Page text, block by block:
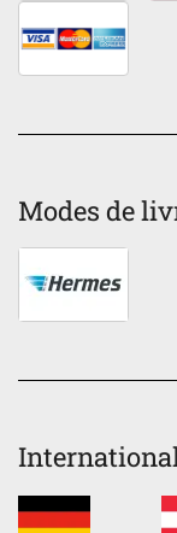
Modes de